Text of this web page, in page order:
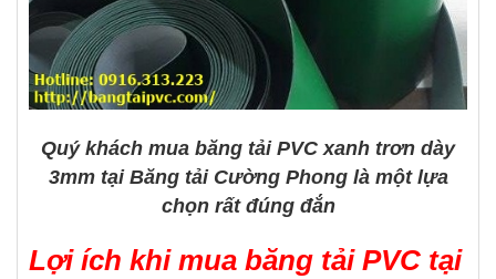
Quý khách mua băng tải PVC xanh trơn dày
3mm tại Băng tải Cường Phong là một lựa
chọn rất đúng đắn
Lợi ích khi mua băng tải PVC tại